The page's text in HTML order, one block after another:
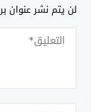
لن يتم نشر عنوان